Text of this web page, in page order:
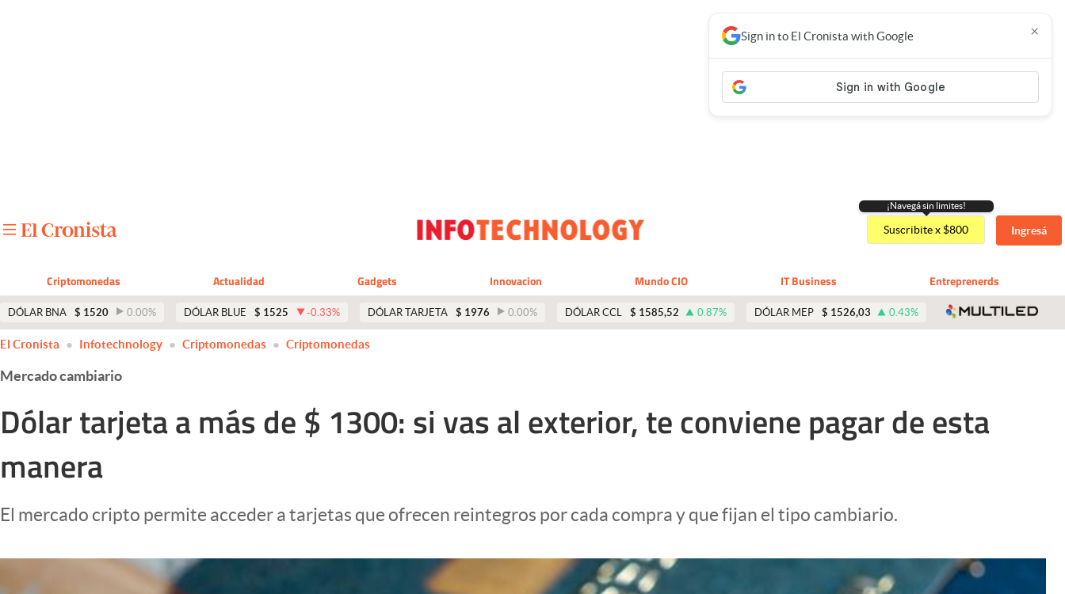
Apertura
Clima
El Cronista Studio
¡Navegá sin limites!
Suscribite x $800 Ingresá
Criptomonedas Actualidad Gadgets Innovacion Mundo CIO IT Business Entreprenerds
DÓLAR BNA $ 1520 0.00% DÓLAR BLUE $ 1525 -0.33% DÓLAR TARJETA $ 1976 0.00% DÓLAR CCL $ 1585,52 0.87% DÓLAR MEP $ 1526,03 0.43%
Sign in to El Cronista with Google ×
El Cronista Infotechnology Criptomonedas Criptomonedas
Mercado cambiario
Dólar tarjeta a más de $ 1300: si vas al exterior, te conviene pagar de esta
manera
El mercado cripto permite acceder a tarjetas que ofrecen reintegros por cada compra y que fijan el tipo cambiario.